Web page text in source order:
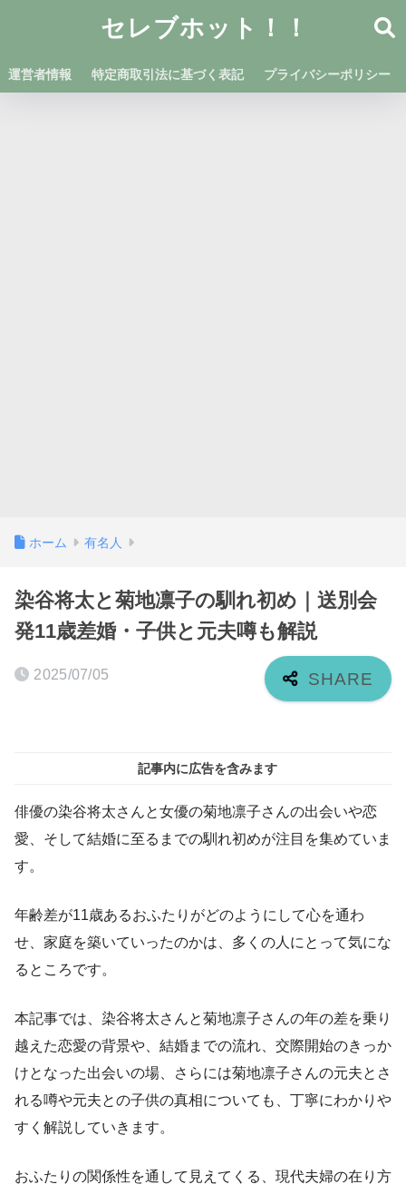
セレブホット！！
運営者情報 特定商取引法に基づく表記 プライバシーポリシー
ホーム 有名人
染谷将太と菊地凛子の馴れ初め｜送別会
発11歳差婚・子供と元夫噂も解説
2025/07/05
記事内に広告を含みます
俳優の染谷将太さんと女優の菊地凛子さんの出会いや恋
愛、そして結婚に至るまでの馴れ初めが注目を集めていま
す。
年齢差が11歳あるおふたりがどのようにして心を通わ
せ、家庭を築いていったのかは、多くの人にとって気にな
るところです。
本記事では、染谷将太さんと菊地凛子さんの年の差を乗り
越えた恋愛の背景や、結婚までの流れ、交際開始のきっか
けとなった出会いの場、さらには菊地凛子さんの元夫とさ
れる噂や元夫との子供の真相についても、丁寧にわかりや
すく解説していきます。
おふたりの関係性を通して見えてくる、現代夫婦の在り方